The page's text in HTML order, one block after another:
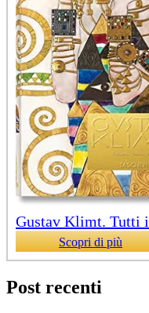
Gustav Klimt. Tutti
Scopri di più
Post recenti